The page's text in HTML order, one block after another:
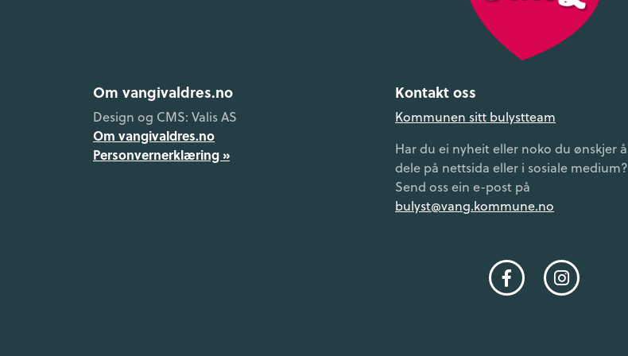
Om vangivaldres.no
Design og CMS: Valis AS
Om vangivaldres.no
Personvernerklæring »
Kontakt oss
Kommunen sitt bulystteam
Har du ei nyheit eller noko du ønskjer å
dele på nettsida eller i sosiale medium?
Send oss ein e-post på
bulyst@vang.kommune.no